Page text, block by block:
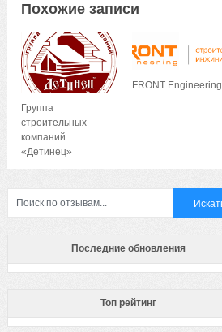
Похожие записи
Группа
строительных
компаний
«Детинец»
FRONT Engineering
Последние обновления
Топ рейтинг